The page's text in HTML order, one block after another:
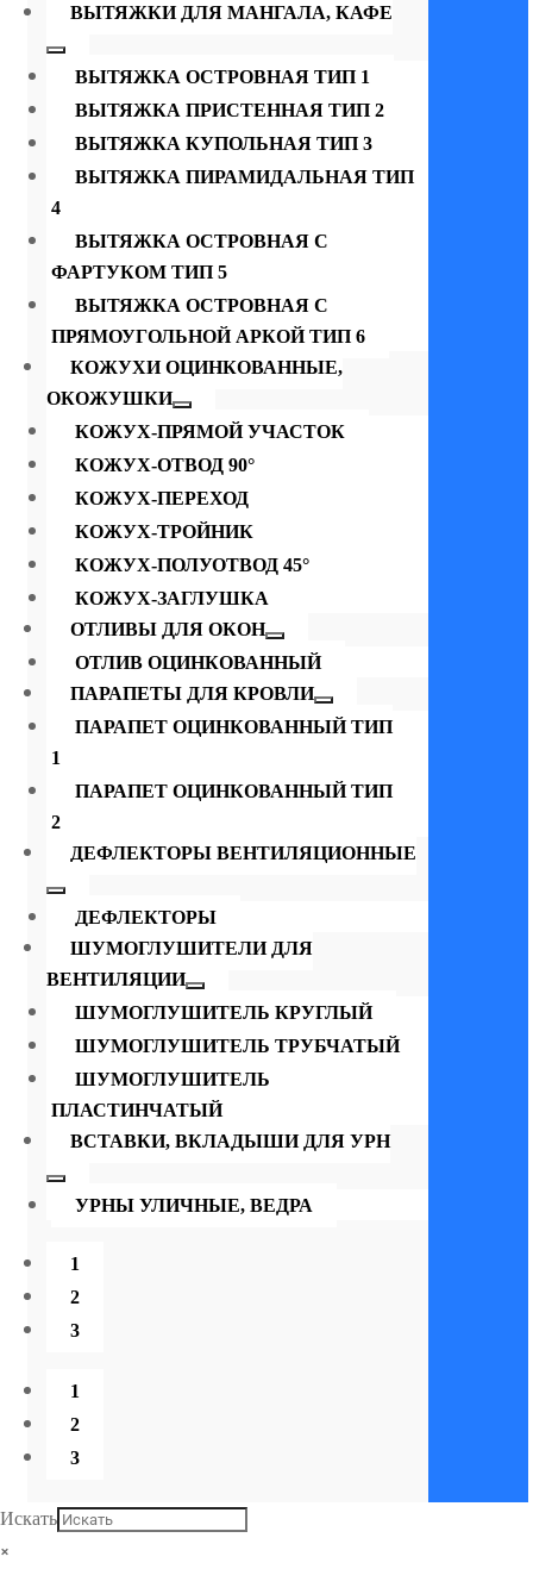
ВЫТЯЖКИ ДЛЯ МАНГАЛА, КАФЕ
ВЫТЯЖКА ОСТРОВНАЯ ТИП 1
ВЫТЯЖКА ПРИСТЕННАЯ ТИП 2
ВЫТЯЖКА КУПОЛЬНАЯ ТИП 3
ВЫТЯЖКА ПИРАМИДАЛЬНАЯ ТИП
4
ВЫТЯЖКА ОСТРОВНАЯ С
ФАРТУКОМ ТИП 5
ВЫТЯЖКА ОСТРОВНАЯ С
ПРЯМОУГОЛЬНОЙ АРКОЙ ТИП 6
КОЖУХИ ОЦИНКОВАННЫЕ,
ОКОЖУШКИ
КОЖУХ-ПРЯМОЙ УЧАСТОК
КОЖУХ-ОТВОД 90°
КОЖУХ-ПЕРЕХОД
КОЖУХ-ТРОЙНИК
КОЖУХ-ПОЛУОТВОД 45°
КОЖУХ-ЗАГЛУШКА
ОТЛИВЫ ДЛЯ ОКОН
ОТЛИВ ОЦИНКОВАННЫЙ
ПАРАПЕТЫ ДЛЯ КРОВЛИ
ПАРАПЕТ ОЦИНКОВАННЫЙ ТИП
1
ПАРАПЕТ ОЦИНКОВАННЫЙ ТИП
2
ДЕФЛЕКТОРЫ ВЕНТИЛЯЦИОННЫЕ
ДЕФЛЕКТОРЫ
ШУМОГЛУШИТЕЛИ ДЛЯ
ВЕНТИЛЯЦИИ
ШУМОГЛУШИТЕЛЬ КРУГЛЫЙ
ШУМОГЛУШИТЕЛЬ ТРУБЧАТЫЙ
ШУМОГЛУШИТЕЛЬ
ПЛАСТИНЧАТЫЙ
ВСТАВКИ, ВКЛАДЫШИ ДЛЯ УРН
УРНЫ УЛИЧНЫЕ, ВЕДРА
1
2
3
1
2
3
Искать
×